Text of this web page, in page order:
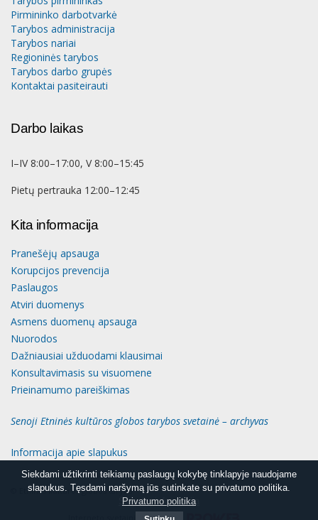
Siekdami užtikrinti teikiamų paslaugų kokybę tinklapyje naudojame
slapukus. Tęsdami naršymą jūs sutinkate su privatumo politika.
Slapukų informacija
Siekdami užtikrinti teikiamų paslaugų kokybę tinklapyje naudojame
slapukus. Tęsdami naršymą jūs sutinkate su privatumo politika.
Privatumo politika
Pirmininko darbotvarkė
Tarybos administracija
Tarybos nariai
Regioninės tarybos
Tarybos darbo grupės
Kontaktai pasiteirauti
Darbo laikas
I–IV 8:00–17:00, V 8:00–15:45
Pietų pertrauka 12:00–12:45
Kita informacija
Pranešėjų apsauga
Korupcijos prevencija
Paslaugos
Atviri duomenys
Asmens duomenų apsauga
Nuorodos
Dažniausiai užduodami klausimai
Konsultavimasis su visuomene
Prieinamumo pareiškimas
Senoji Etninės kultūros globos tarybos svetainė – archyvas
Informacija apie slapukus
© Etninės kultūros globos taryba
Interneto svetainių kūrimas